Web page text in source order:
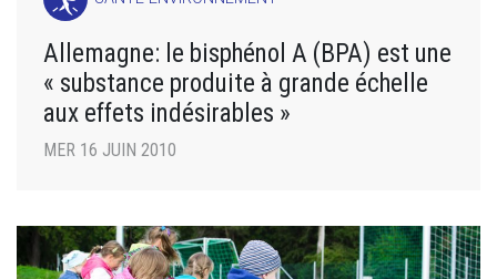
Allemagne: le bisphénol A (BPA) est une
« substance produite à grande échelle
aux effets indésirables »
MER 16 JUIN 2010